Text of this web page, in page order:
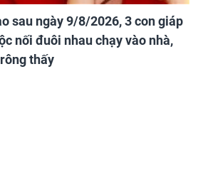
sau ngày 9/8/2026, 3 con giáp
nối đuôi nhau chạy vào nhà,
thấy